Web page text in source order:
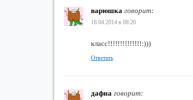
варюшка говорит:
18.04.2014 в 08:20
класс!!!!!!!!!!!!!!:)))
Ответить
дафна говорит: